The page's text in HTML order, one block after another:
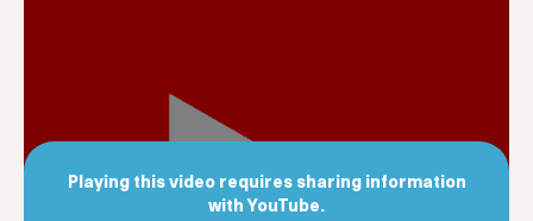
Playing this video requires sharing information
with YouTube.